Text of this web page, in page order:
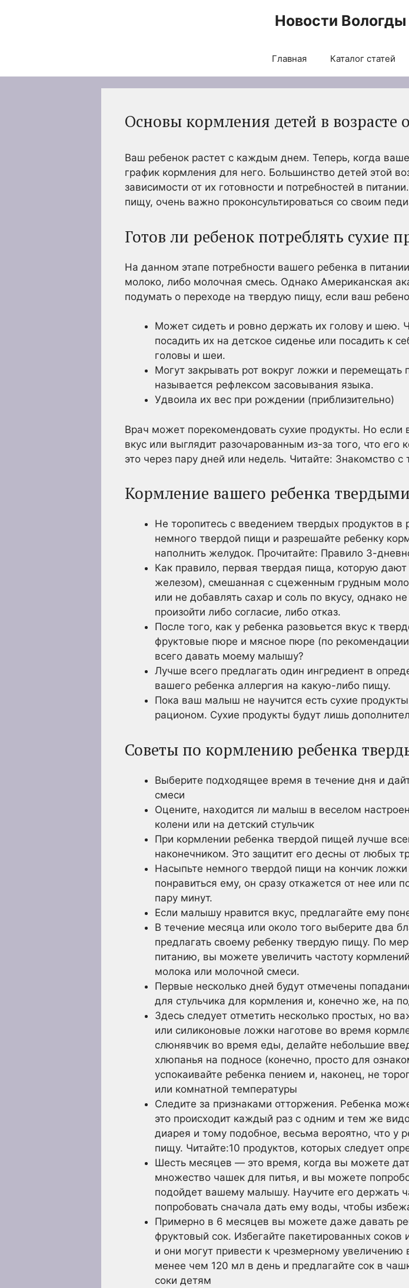
Новости
Главная Каталог статей
Основы кормления детей в возрасте
Ваш ребенок растет с каждым днем. Теперь, когда
график кормления для него. Большинство детей этой
зависимости от их готовности и потребностей в
пищу, очень важно проконсультироваться со своим
Готов ли ребенок потреблять сухие
На данном этапе потребности вашего ребенка в
молоко, либо молочная смесь. Однако Американская
подумать о переходе на твердую пищу, если ваш
Может сидеть и ровно держать их голову и шею.
посадить их на детское сиденье или посадить к
головы и шеи.
Могут закрывать рот вокруг ложки и
называется рефлексом засовывания языка.
Удвоила их вес при рождении (приблизительно)
Врач может порекомендовать сухие продукты. Но
вкус или выглядит разочарованным из-за того, что
это через пару дней или недель. Читайте: Знакомство
Кормление вашего ребенка
Не торопитесь с введением твердых продуктов
немного твердой пищи и разрешайте ребенку
наполнить желудок. Прочитайте: Правило 3-
Как правило, первая твердая пища, которую
железом), смешанная с сцеженным грудным
или не добавлять сахар и соль по вкусу, однако
произойти либо согласие, либо отказ.
После того, как у ребенка разовьется вкус к
фруктовые пюре и мясное пюре (по
всего давать моему малышу?
Лучше всего предлагать один ингредиент в
вашего ребенка аллергия на какую-либо пищу.
Пока ваш малыш не научится есть сухие
рационом. Сухие продукты будут лишь
Советы по кормлению ребенка
Выберите подходящее время в течение дня и
смеси
Оцените, находится ли малыш в веселом
колени или на детский стульчик
При кормлении ребенка твердой пищей лучше
наконечником. Это защитит его десны от любых
Насыпьте немного твердой пищи на кончик
понравиться ему, он сразу откажется от нее или
пару минут.
Если малышу нравится вкус, предлагайте ему
В течение месяца или около того выберите два
предлагать своему ребенку твердую пищу. По
питанию, вы можете увеличить частоту
молока или молочной смеси.
Первые несколько дней будут отмечены
для стульчика для кормления и, конечно же, на
Здесь следует отметить несколько простых, но
или силиконовые ложки наготове во время
слюнявчик во время еды, делайте небольшие
хлюпанья на подносе (конечно, просто для
успокаивайте ребенка пением и, наконец, не
или комнатной температуры
Следите за признаками отторжения. Ребенка
это происходит каждый раз с одним и тем же
диарея и тому подобное, весьма вероятно, что у
пищу. Читайте:10 продуктов, которых следует
Шесть месяцев — это время, когда вы можете
множество чашек для питья, и вы можете
подойдет вашему малышу. Научите его держать
попробовать сначала дать ему воды, чтобы
Примерно в 6 месяцев вы можете даже давать
фруктовый сок. Избегайте пакетированных
и они могут привести к чрезмерному увеличению
менее чем 120 мл в день и предлагайте сок в
соки детям